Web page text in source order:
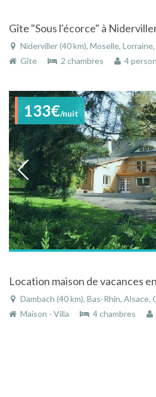
Niderviller (40 km), Moselle,
Gîte
2 chambres 4
133€/nuit
Location maison de vacances
Dambach (40 km), Bas-Rhin, Alsace,
Maison - Villa
4 chambres